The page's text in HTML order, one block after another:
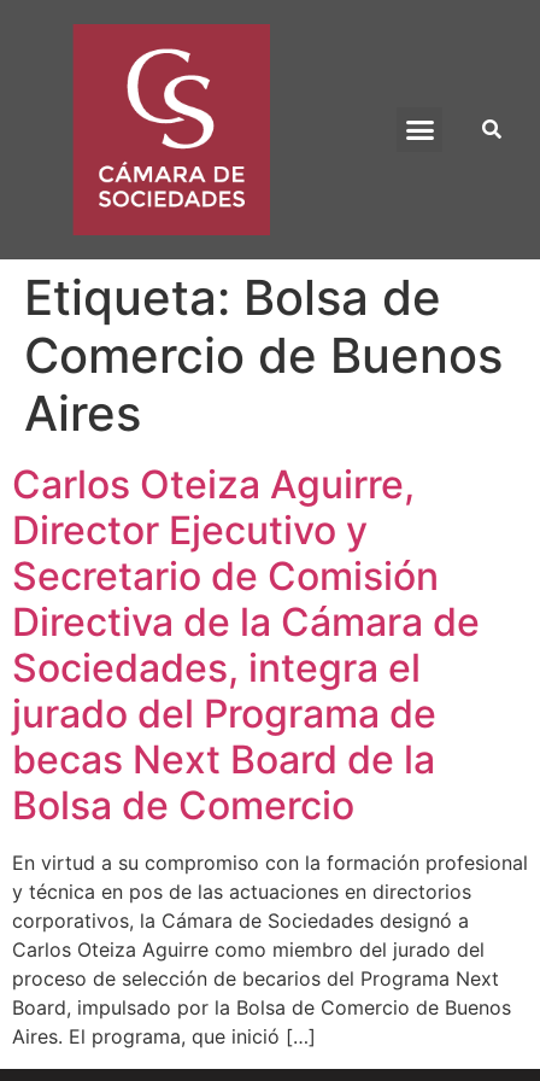
Etiqueta: Bolsa de
Comercio de Buenos
Aires
Carlos Oteiza Aguirre,
Director Ejecutivo y
Secretario de Comisión
Directiva de la Cámara de
Sociedades, integra el
jurado del Programa de
becas Next Board de la
Bolsa de Comercio
En virtud a su compromiso con la formación profesional
y técnica en pos de las actuaciones en directorios
corporativos, la Cámara de Sociedades designó a
Carlos Oteiza Aguirre como miembro del jurado del
proceso de selección de becarios del Programa Next
Board, impulsado por la Bolsa de Comercio de Buenos
Aires. El programa, que inició […]